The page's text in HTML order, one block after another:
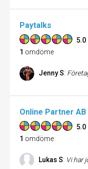
Paytalks
5.0
1 omdöme
Jenny S: Företaget
Online Partner AB
5.0
1 omdöme
Lukas S: Vi har jobbat med Online partner i 2-3 år